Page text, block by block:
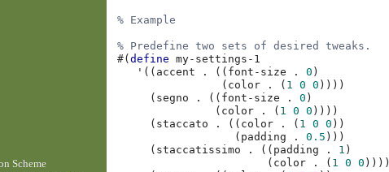
% Example
% Predefine two sets of desired tweaks.
#(define
my-settings-1
' (( accent . (( font-size . 0 )
( color . ( 1 0 0 ))))
( segno . (( font-size . 0 )
( color . ( 1 0 0 ))))
( staccato . (( color . ( 1 0 0 ))
( padding . 0.5 )))
( staccatissimo . (( padding . 1 )
( color . ( 1 0 0 ))))
Scheme